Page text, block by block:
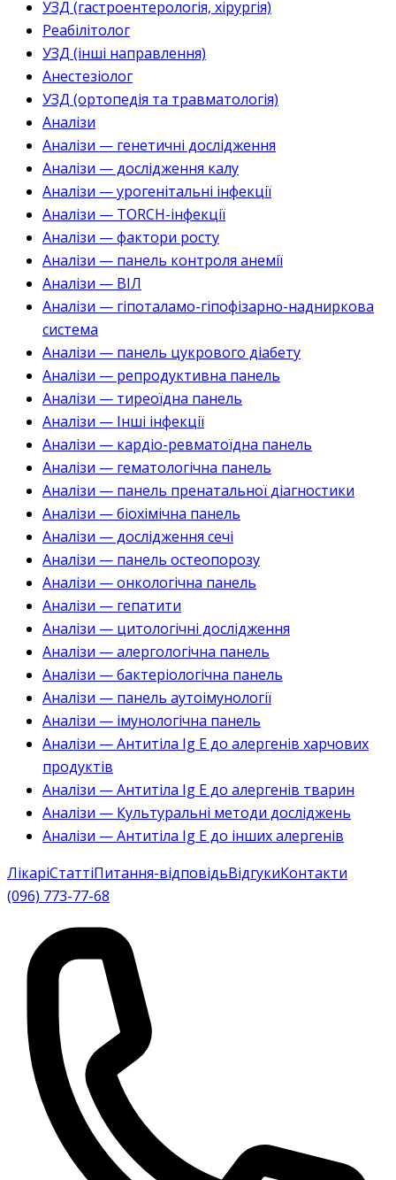
УЗД (гастроентерологія, хірургія)
Реабілітолог
УЗД (інші направлення)
Анестезіолог
УЗД (ортопедія та травматологія)
Аналізи
Аналізи — генетичні дослідження
Аналізи — дослідження калу
Аналізи — урогенітальні інфекції
Аналізи — TORCH-інфекції
Аналізи — фактори росту
Аналізи — панель контроля анемії
Аналізи — ВІЛ
Аналізи — гіпоталамо-гіпофізарно-надниркова
система
Аналізи — панель цукрового діабету
Аналізи — репродуктивна панель
Аналізи — тиреоїдна панель
Аналізи — Інші інфекції
Аналізи — кардіо-ревматоїдна панель
Аналізи — гематологічна панель
Аналізи — панель пренатальної діагностики
Аналізи — біохімічна панель
Аналізи — дослідження сечі
Аналізи — панель остеопорозу
Аналізи — онкологічна панель
Аналізи — гепатити
Аналізи — цитологічні дослідження
Аналізи — алергологічна панель
Аналізи — бактеріологічна панель
Аналізи — панель аутоімунології
Аналізи — імунологічна панель
Аналізи — Антитіла Ig E до алергенів харчових
продуктів
Аналізи — Антитіла Ig E до алергенів тварин
Аналізи — Культуральні методи досліджень
Аналізи — Антитіла Ig E до інших алергенів
ЛікаріСтаттіПитання-відповідьВідгукиКонтакти
(096) 773-77-68